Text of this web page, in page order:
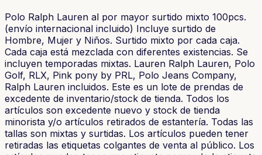
Polo Ralph Lauren al por mayor surtido mixto 100pcs.
(envío internacional incluido) Incluye surtido de
Hombre, Mujer y Niños. Surtido mixto por cada caja.
Cada caja está mezclada con diferentes existencias. Se
incluyen temporadas mixtas. Lauren Ralph Lauren, Polo
Golf, RLX, Pink pony by PRL, Polo Jeans Company,
Ralph Lauren incluidos. Este es un lote de prendas de
excedente de inventario/stock de tienda. Todos los
artículos son excedente nuevo y stock de tienda
minorista y/o artículos retirados de estantería. Todas las
tallas son mixtas y surtidas. Los artículos pueden tener
retiradas las etiquetas colgantes de venta al público. Los